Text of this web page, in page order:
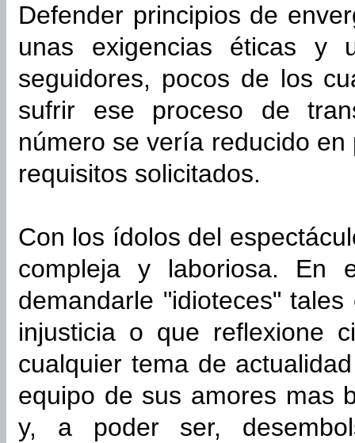
Defender principios de
unas exigencias éticas y
seguidores, pocos de los
sufrir ese proceso de
número se vería reducido
requisitos solicitados.
Con los ídolos del
compleja y laboriosa.
demandarle "idioteces"
injusticia o que reflexione
cualquier tema de
equipo de sus amores mas
y, a poder ser,